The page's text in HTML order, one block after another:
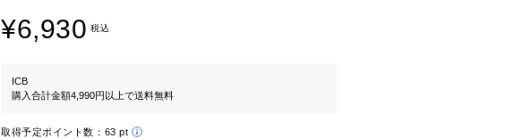
¥6,930 税込
ICB
購入合計金額4,990円以上で送料無料
取得予定ポイント数： 63 pt